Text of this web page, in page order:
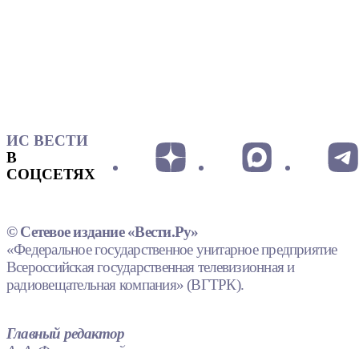
ИС ВЕСТИ
В
СОЦСЕТЯХ
© Сетевое издание «Вести.Ру»
«Федеральное государственное унитарное предприятие
Всероссийская государственная телевизионная и
радиовещательная компания» (ВГТРК).
Главный редактор